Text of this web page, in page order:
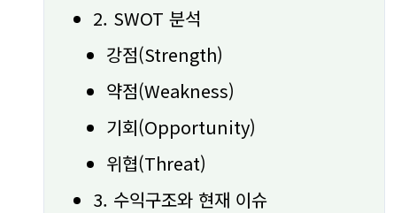
2. SWOT 분석
강점(Strength)
약점(Weakness)
기회(Opportunity)
위협(Threat)
3. 수익구조와 현재 이슈